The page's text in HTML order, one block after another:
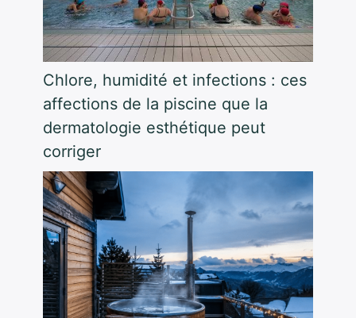
Chlore, humidité et infections : ces
affections de la piscine que la
dermatologie esthétique peut
corriger